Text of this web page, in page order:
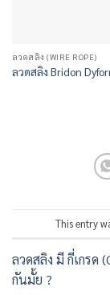
ลวดสลิง (WIRE ROPE)
ลวดสลิง Bridon
This entry
ลวดสลิง มี กี่เกรด
กันมั้ย ?